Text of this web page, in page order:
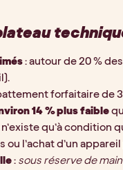
: autour de 20 %
forfaitaire de
14 % plus faible
qu’à condition
ou l’achat d’un
: sous réserve de